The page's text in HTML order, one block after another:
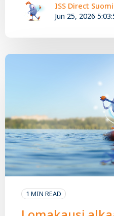
ISS Direct Suomi
Jun 25, 2026
1 MIN READ